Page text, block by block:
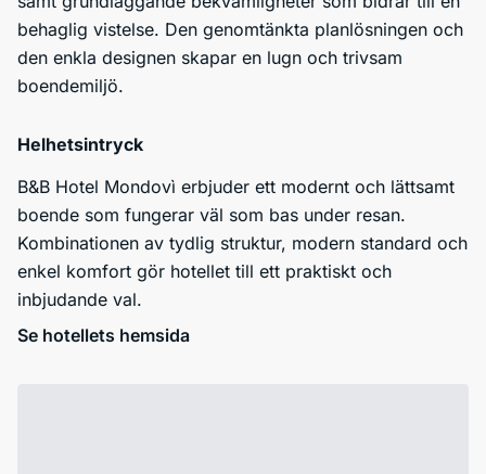
behaglig vistelse. Den genomtänkta planlösningen och
den enkla designen skapar en lugn och trivsam
boendemiljö.
Helhetsintryck
B&B Hotel Mondovì erbjuder ett modernt och lättsamt
boende som fungerar väl som bas under resan.
Kombinationen av tydlig struktur, modern standard och
enkel komfort gör hotellet till ett praktiskt och
inbjudande val.
Se hotellets hemsida